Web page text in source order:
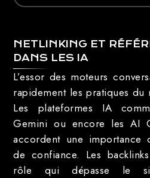
NETLINKING ET
DANS LES IA
L’essor des moteurs
rapidement les pratiques du
Les plateformes IA
Gemini ou encore les AI
accordent une importance
de confiance. Les
rôle qui dépasse le